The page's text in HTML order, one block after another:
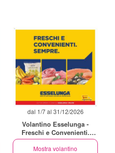
dal 1/7 al 31/12/2026
Volantino Esselunga -
Freschi e Convenienti.
Sempre
Mostra volantino